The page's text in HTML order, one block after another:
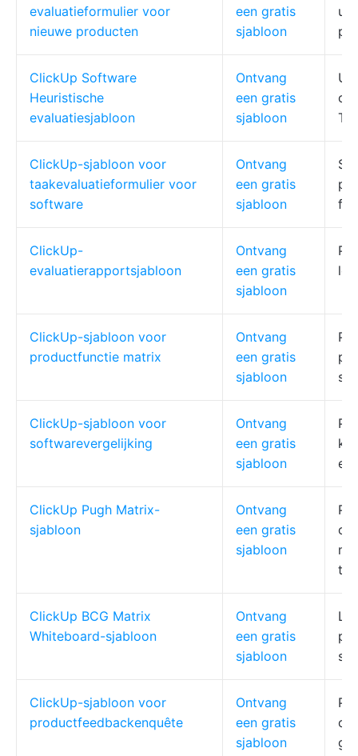
evaluatieformulier voor
nieuwe producten
een gratis
sjabloon
ClickUp Software
Heuristische
evaluatiesjabloon
Ontvang
een gratis
sjabloon
ClickUp-sjabloon voor
taakevaluatieformulier voor
software
Ontvang
een gratis
sjabloon
ClickUp-
evaluatierapportsjabloon
Ontvang
een gratis
sjabloon
ClickUp-sjabloon voor
productfunctie matrix
Ontvang
een gratis
sjabloon
ClickUp-sjabloon voor
softwarevergelijking
Ontvang
een gratis
sjabloon
ClickUp Pugh Matrix-
sjabloon
Ontvang
een gratis
sjabloon
ClickUp BCG Matrix
Whiteboard-sjabloon
Ontvang
een gratis
sjabloon
ClickUp-sjabloon voor
productfeedbackenquête
Ontvang
een gratis
sjabloon